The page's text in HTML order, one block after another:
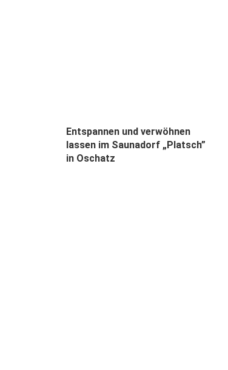
Entspannen und verwöhnen
lassen im Saunadorf „Platsch”
in Oschatz